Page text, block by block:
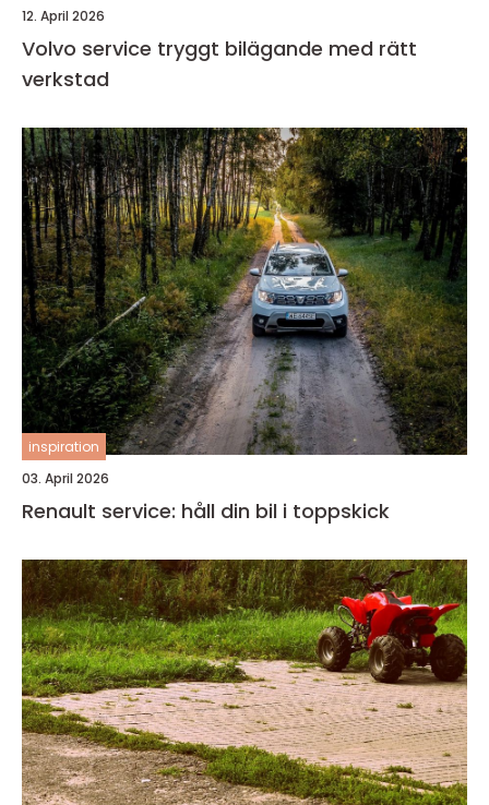
12. April 2026
Volvo service tryggt bilägande med rätt
verkstad
inspiration
03. April 2026
Renault service: håll din bil i toppskick